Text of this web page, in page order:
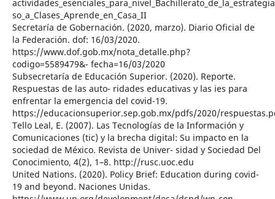
so_a_Clases_Aprende_en_Casa_II
Secretaría de Gobernación. (2020, marzo). Diario Oficial de
la Federación. dof: 16/03/2020.
https://www.dof.gob.mx/nota_detalle.php?
codigo=5589479&- fecha=16/03/2020
Subsecretaría de Educación Superior. (2020). Reporte.
Respuestas de las auto- ridades educativas y las ies para
enfrentar la emergencia del covid-19.
https://educacionsuperior.sep.gob.mx/pdfs/2020/
Tello Leal, E. (2007). Las Tecnologías de la Información y
Comunicaciones (tic) y la brecha digital: Su impacto en la
sociedad de México. Revista de Univer- sidad y Sociedad Del
Conocimiento, 4(2), 1–8. http://rusc.uoc.edu
United Nations. (2020). Policy Brief: Education during covid-
19 and beyond. Naciones Unidas.